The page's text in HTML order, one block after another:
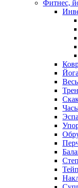
Фитнес,
Йога